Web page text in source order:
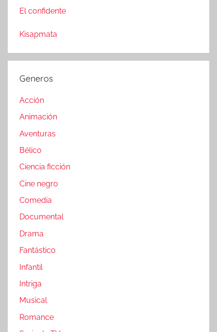
El confidente
Kisapmata
Generos
Acción
Animación
Aventuras
Bélico
Ciencia ficción
Cine negro
Comedia
Documental
Drama
Fantástico
Infantil
Intriga
Musical
Romance